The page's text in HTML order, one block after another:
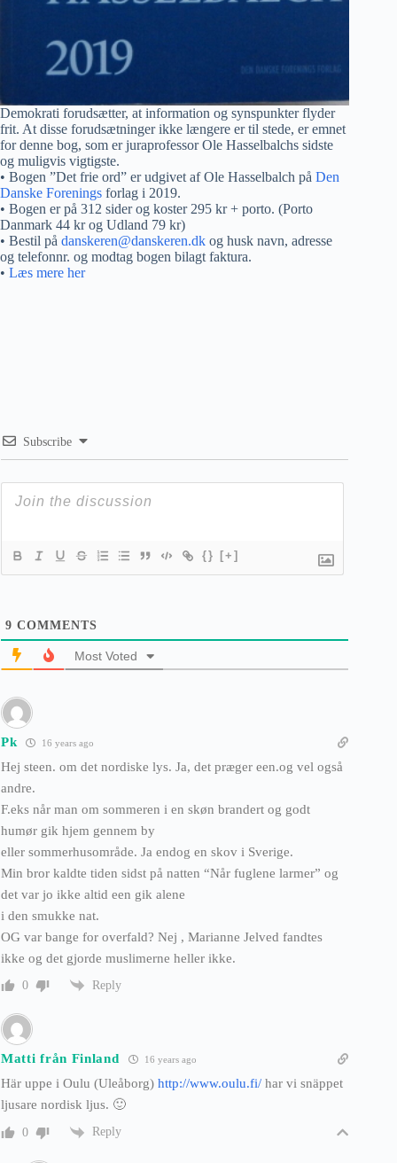
Demokrati forudsætter, at information og synspunkter flyder
frit. At disse forudsætninger ikke længere er til stede, er emnet
for denne bog, som er juraprofessor Ole Hasselbalchs sidste
og muligvis vigtigste.
• Bogen ”Det frie ord” er udgivet af Ole Hasselbalch på Den
Danske Forenings forlag i 2019.
• Bogen er på 312 sider og koster 295 kr + porto. (Porto
Danmark 44 kr og Udland 79 kr)
• Bestil på danskeren@danskeren.dk og husk navn, adresse
og telefonnr. og modtag bogen bilagt faktura.
• Læs mere her
Subscribe
{} [+]
9 COMMENTS
Most Voted
Pk 16 years ago
Hej steen. om det nordiske lys. Ja, det præger een.og vel også
andre.
F.eks når man om sommeren i en skøn brandert og godt
humør gik hjem gennem by
eller sommerhusområde. Ja endog en skov i Sverige.
Min bror kaldte tiden sidst på natten “Når fuglene larmer” og
det var jo ikke altid een gik alene
i den smukke nat.
OG var bange for overfald? Nej , Marianne Jelved fandtes
ikke og det gjorde muslimerne heller ikke.
0 Reply
Matti från Finland 16 years ago
Här uppe i Oulu (Uleåborg) http://www.oulu.fi/ har vi snäppet
ljusare nordisk ljus. 🙂
0 Reply